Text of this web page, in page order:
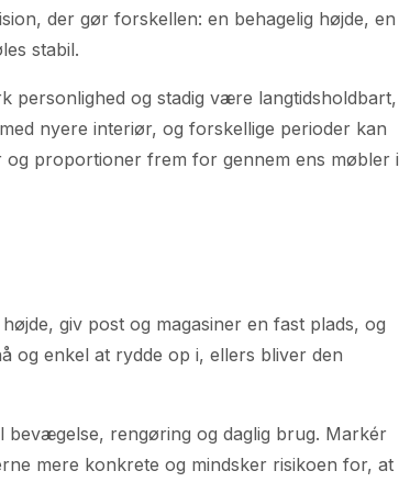
der gør forskellen: en behagelig højde, en
stabil.
personlighed og stadig være langtidsholdbart,
nyere interiør, og forskellige perioder kan
proportioner frem for gennem ens møbler i
giv post og magasiner en fast plads, og
og enkel at rydde op i, ellers bliver den
rengøring og daglig brug. Markér
mere konkrete og mindsker risikoen for, at